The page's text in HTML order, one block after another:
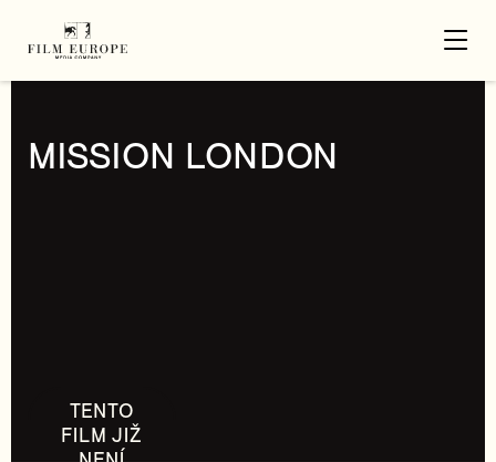
MISSION LONDON
TENTO
FILM JIŽ